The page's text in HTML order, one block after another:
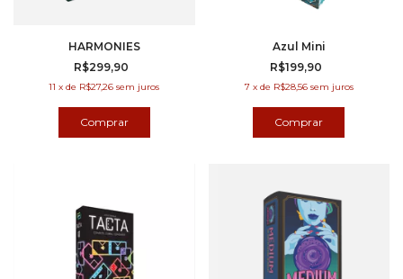
HARMONIES
R$299,90
11 xde R$27,26 sem juros
Azul Mini
R$199,90
7 x de R$28,56 sem juros